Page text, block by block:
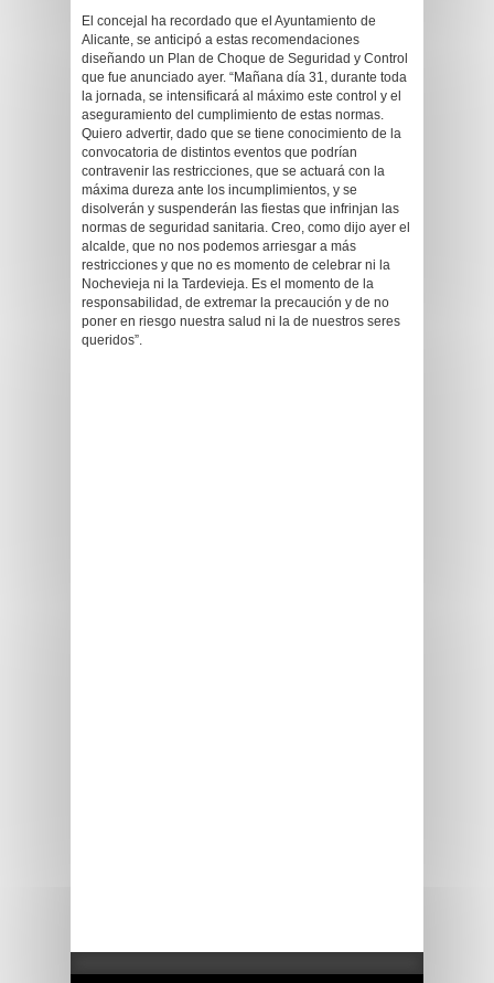
El concejal ha recordado que el Ayuntamiento de
Alicante, se anticipó a estas recomendaciones
diseñando un Plan de Choque de Seguridad y Control
que fue anunciado ayer. “Mañana día 31, durante toda
la jornada, se intensificará al máximo este control y el
aseguramiento del cumplimiento de estas normas.
Quiero advertir, dado que se tiene conocimiento de la
convocatoria de distintos eventos que podrían
contravenir las restricciones, que se actuará con la
máxima dureza ante los incumplimientos, y se
disolverán y suspenderán las fiestas que infrinjan las
normas de seguridad sanitaria. Creo, como dijo ayer el
alcalde, que no nos podemos arriesgar a más
restricciones y que no es momento de celebrar ni la
Nochevieja ni la Tardevieja. Es el momento de la
responsabilidad, de extremar la precaución y de no
poner en riesgo nuestra salud ni la de nuestros seres
queridos”.